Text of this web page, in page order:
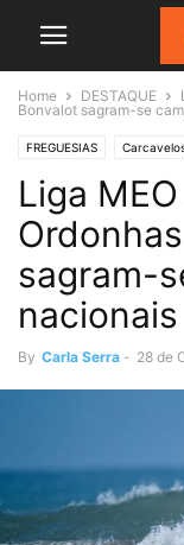
Home DESTAQUE
Bonvalot sagram-se
FREGUESIAS
Liga
sagram-
nacionais
By Carla Serra - 28 de